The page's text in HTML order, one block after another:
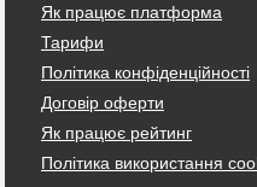
Як працює платформа
Тарифи
Політика конфіденційності
Договір оферти
Як працює рейтинг
Політика використання